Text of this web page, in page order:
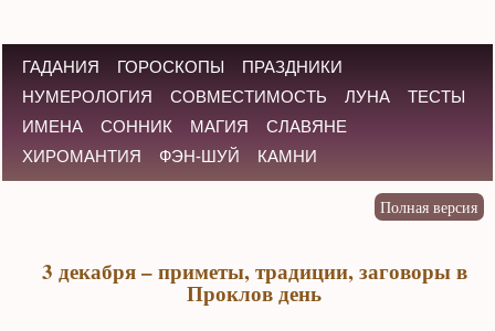
ГАДАНИЯ ГОРОСКОПЫ
ПРАЗДНИКИ
НУМЕРОЛОГИЯ
СОВМЕСТИМОСТЬ ЛУНА
ТЕСТЫ
ИМЕНА
СОННИК МАГИЯ
СЛАВЯНЕ
ХИРОМАНТИЯ
ФЭН-ШУЙ КАМНИ
3 декабря – приметы, традиции, заговоры в
Проклов день